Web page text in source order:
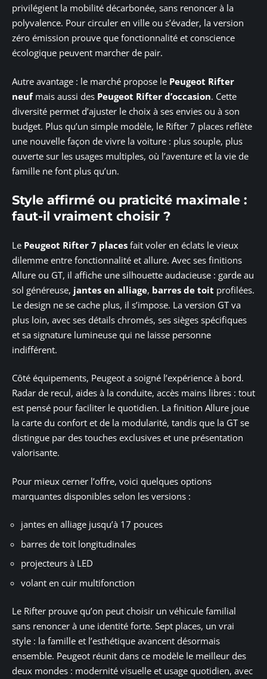
privilégient la mobilité décarbonée, sans renoncer à la
polyvalence. Pour circuler en ville ou s’évader, la version
zéro émission prouve que fonctionnalité et conscience
écologique peuvent marcher de pair.
Autre avantage : le marché propose le Peugeot Rifter
neufmais aussi des Peugeot Rifter d’occasion. Cette
diversité permet d’ajuster le choix à ses envies ou à son
budget. Plus qu’un simple modèle, le Rifter 7 places reflète
une nouvelle façon de vivre la voiture : plus souple, plus
ouverte sur les usages multiples, où l’aventure et la vie de
famille ne font plus qu’un.
Style affirmé ou praticité maximale :
faut-il vraiment choisir ?
Le Peugeot Rifter 7 places fait voler en éclats le vieux
dilemme entre fonctionnalité et allure. Avec ses finitions
Allure ou GT, il affiche une silhouette audacieuse : garde au
sol généreuse, jantes en alliage, barres de toit profilées.
Le design ne se cache plus, il s’impose. La version GT va
plus loin, avec ses détails chromés, ses sièges spécifiques
et sa signature lumineuse qui ne laisse personne
indifférent.
Côté équipements, Peugeot a soigné l’expérience à bord.
Radar de recul, aides à la conduite, accès mains libres : tout
est pensé pour faciliter le quotidien. La finition Allure joue
la carte du confort et de la modularité, tandis que la GT se
distingue par des touches exclusives et une présentation
valorisante.
Pour mieux cerner l’offre, voici quelques options
marquantes disponibles selon les versions :
jantes en alliage jusqu’à 17 pouces
barres de toit longitudinales
projecteurs à LED
volant en cuir multifonction
Le Rifter prouve qu’on peut choisir un véhicule familial
sans renoncer à une identité forte. Sept places, un vrai
style : la famille et l’esthétique avancent désormais
ensemble. Peugeot réunit dans ce modèle le meilleur des
deux mondes : modernité visuelle et usage quotidien, avec